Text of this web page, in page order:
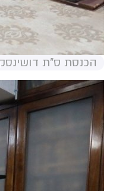
הכנסת ס"ת